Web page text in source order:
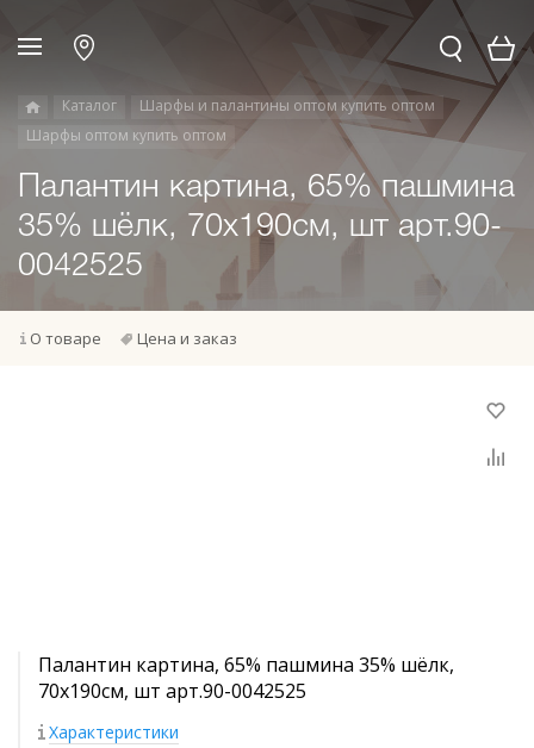
Каталог
Шарфы и палантины оптом купить оптом
Шарфы оптом купить оптом
Палантин картина, 65% пашмина
35% шёлк, 70x190см, шт арт.90-
0042525
О товаре Цена и заказ
Палантин картина, 65% пашмина 35% шёлк,
70x190см, шт арт.90-0042525
Характеристики